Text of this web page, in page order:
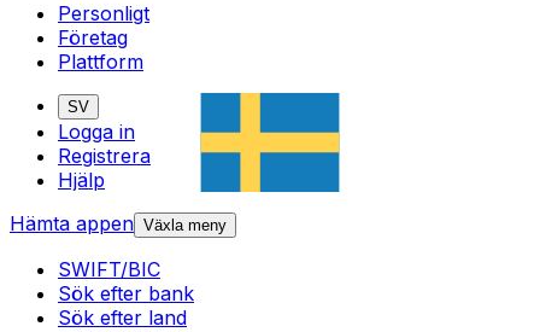
Personligt
Företag
Plattform
SV
Logga in
Registrera
Hjälp
Hämta appen Växla meny
SWIFT/BIC
Sök efter bank
Sök efter land